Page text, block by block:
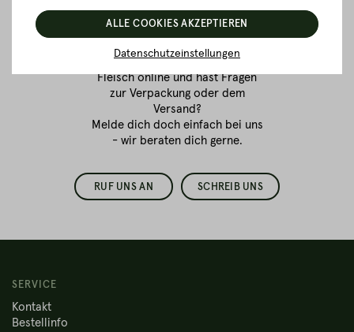
Vertrauenssache.
Wir sind für dich da!
Du bestellst zum ersten Mal
Fleisch onlineund hast Fragen
zur Verpackung oder dem
Versand?
Melde dich doch einfach bei uns
- wir beraten dich gerne.
RUF UNS AN SCHREIB UNS
SERVICE
Kontakt
Bestellinfo
Datenschutzeinstellungen
ALLE COOKIES AKZEPTIEREN